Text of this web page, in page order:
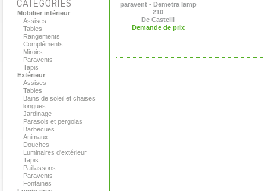
Mobilier intérieur
Assises
Tables
Rangements
Compléments
Miroirs
Paravents
Tapis
Extérieur
Assises
Tables
Bains de soleil et chaises
longues
Jardinage
Parasols et pergolas
Barbecues
Animaux
Douches
Luminaires d'extérieur
Tapis
Paillassons
Paravents
Fontaines
paravent - Demetra lamp
210
De Castelli
Demande de prix